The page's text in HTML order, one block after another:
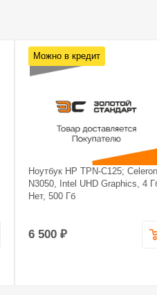
Можно в кредит
Ноутбук HP TPN-C125; Celeron
N3050, Intel UHD Graphics, 4
Нет, 500 Гб
6 500 ₽